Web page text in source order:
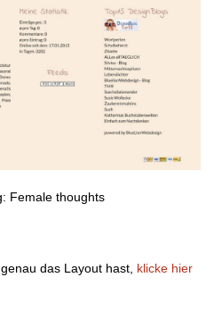
Female thoughts
das Layout hast, klicke hier